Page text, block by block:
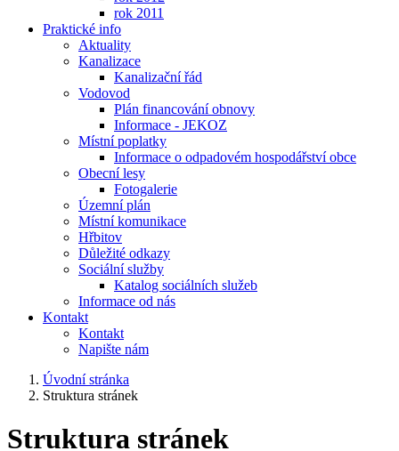
rok 2011
Praktické info
Aktuality
Kanalizace
Kanalizační řád
Vodovod
Plán financování obnovy
Informace - JEKOZ
Místní poplatky
Informace o odpadovém hospodářství obce
Obecní lesy
Fotogalerie
Územní plán
Místní komunikace
Hřbitov
Důležité odkazy
Sociální služby
Katalog sociálních služeb
Informace od nás
Kontakt
Kontakt
Napište nám
Úvodní stránka
Struktura stránek
Struktura stránek